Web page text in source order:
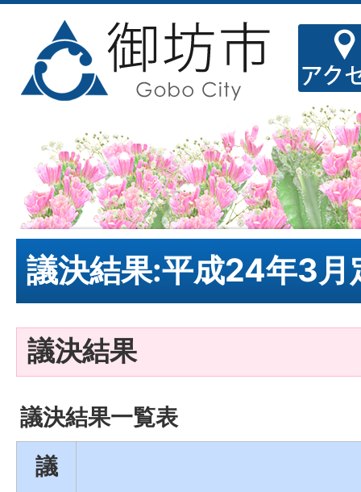
議決結果:平成24年3月
議決結果
議決結果一覧表
議